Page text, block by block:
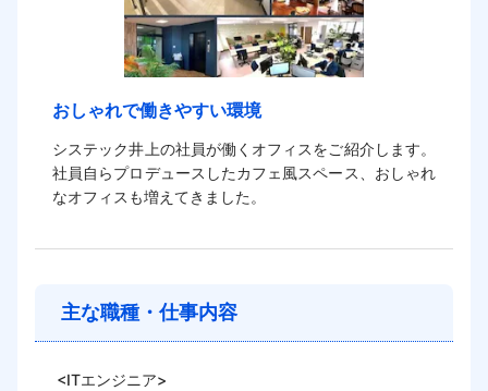
おしゃれで働きやすい環境
システック井上の社員が働くオフィスをご紹介します。
社員自らプロデュースしたカフェ風スペース、おしゃれ
主な職種・仕事内容
<ITエンジニア>